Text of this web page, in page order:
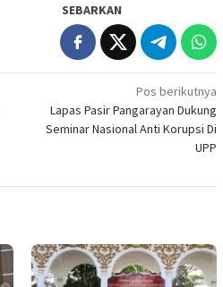
SEBARKAN
Pos berikutnya
Lapas Pasir Pangarayan Dukung
Seminar Nasional Anti Korupsi Di
UPP